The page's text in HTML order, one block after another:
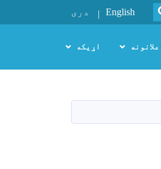
SEARCH
English دری
اړیکه